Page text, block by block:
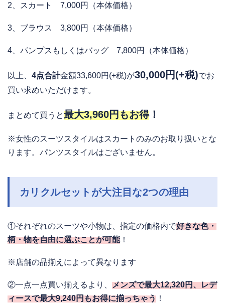
2、スカート 7,000円（本体価格）
3、ブラウス 3,800円（本体価格）
4、パンプスもしくはバッグ 7,800円（本体価格）
以上、 4点合計金額33,600円(+税)が30,000円(+税)でお
買い求めいただけます。
まとめて買うと最大3,960円もお得！
※女性のスーツスタイルはスカートのみのお取り扱いとな
ります。パンツスタイルはございません。
カリクルセットが大注目な2つの理由
①それぞれのスーツや小物は、指定の価格内で好きな色・
柄・物を自由に選ぶことが可能！
※店舗の品揃えによって異なります
②一点一点買い揃えるより、 メンズで最大12,320円、レデ
ィースで最大9,240円もお得に揃っちゃう ！